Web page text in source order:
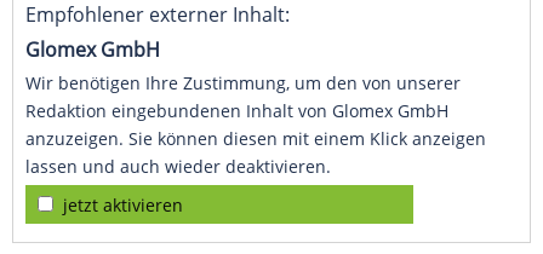
Empfohlener externer Inhalt:
Glomex GmbH
Wir benötigen Ihre Zustimmung, um den von unserer
Redaktion eingebundenen Inhalt von Glomex GmbH
anzuzeigen. Sie können diesen mit einem Klick anzeigen
lassen und auch wieder deaktivieren.
jetzt aktivieren